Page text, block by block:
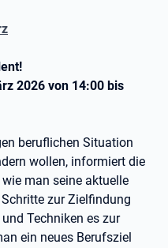
2026 von 14:00 bis
beruflichen Situation
wollen, informiert die
man seine aktuelle
zur Zielfindung
Techniken es zur
ein neues Berufsziel